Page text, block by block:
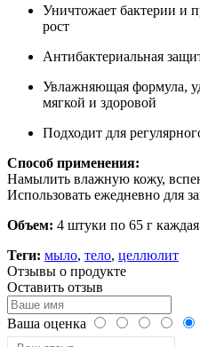
Уничтожает бактерии и
рост
Антибактериальная
Увлажняющая формула,
мягкой и здоровой
Подходит для
Способ применения:
Намылить влажную кожу,
Использовать ежедневно для
Объем: 4 штуки по 65 г каждая
Теги: мыло, тело, целлюлит
Отзывы о продукте
Оставить отзыв
Ваша оценка